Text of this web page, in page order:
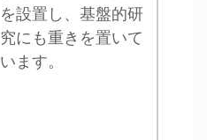
を設置し、基盤的研
究にも重きを置いて
います。